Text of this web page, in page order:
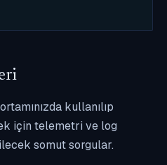
kullanılıp
için telemetri ve log
somut sorgular.